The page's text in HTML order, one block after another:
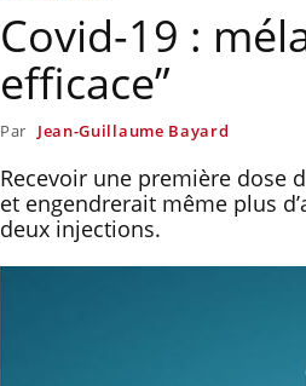
Covid-19 :
efficace”
Par Jean-Guillaume Bayard
Recevoir une première dose
et engendrerait même plus
deux injections.